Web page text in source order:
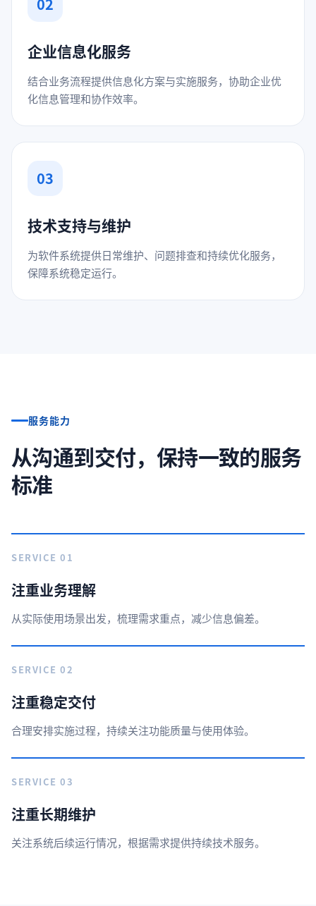
企业信息化服务
结合业务流程提供信息化方案与实施服务，协助企业优
化信息管理和协作效率。
03
技术支持与维护
为软件系统提供日常维护、问题排查和持续优化服务，
保障系统稳定运行。
服务能力
从沟通到交付，保持一致的服务
标准
SERVICE 01
注重业务理解
从实际使用场景出发，梳理需求重点，减少信息偏差。
SERVICE 02
注重稳定交付
合理安排实施过程，持续关注功能质量与使用体验。
SERVICE 03
注重长期维护
关注系统后续运行情况，根据需求提供持续技术服务。